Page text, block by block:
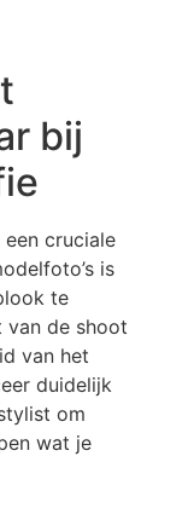
bij
cruciale
is
te
van de shoot
van het
duidelijk
om
wat je